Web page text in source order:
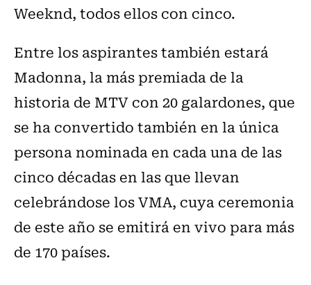
Weeknd, todos ellos con cinco.
Entre los aspirantes también estará
Madonna, la más premiada de la
historia de MTV con 20 galardones, que
se ha convertido también en la única
persona nominada en cada una de las
cinco décadas en las que llevan
celebrándose los VMA, cuya ceremonia
de este año se emitirá en vivo para más
de 170 países.